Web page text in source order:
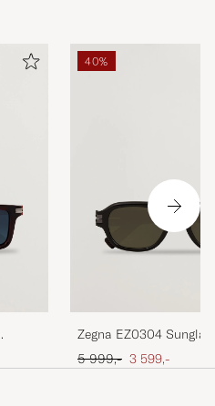
40%
Zegna EZ0304
Brown
Ordinær pris
5 999,- Nedsatt pris
3 599,-